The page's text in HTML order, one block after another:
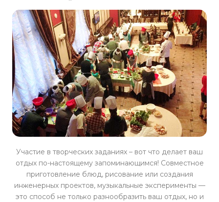
Участие в творческих заданиях – вот что делает ваш
отдых по-настоящему запоминающимся! Совместное
приготовление блюд, рисование или создания
инженерных проектов, музыкальные эксперименты —
это способ не только разнообразить ваш отдых, но и